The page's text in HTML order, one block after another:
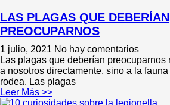
LAS PLAGAS QUE DEBERÍAN
PREOCUPARNOS
1 julio, 2021 No hay comentarios
Las plagas que deberían preocuparnos
a nosotros directamente, sino a la
rodea. Las plagas
Leer Más >>